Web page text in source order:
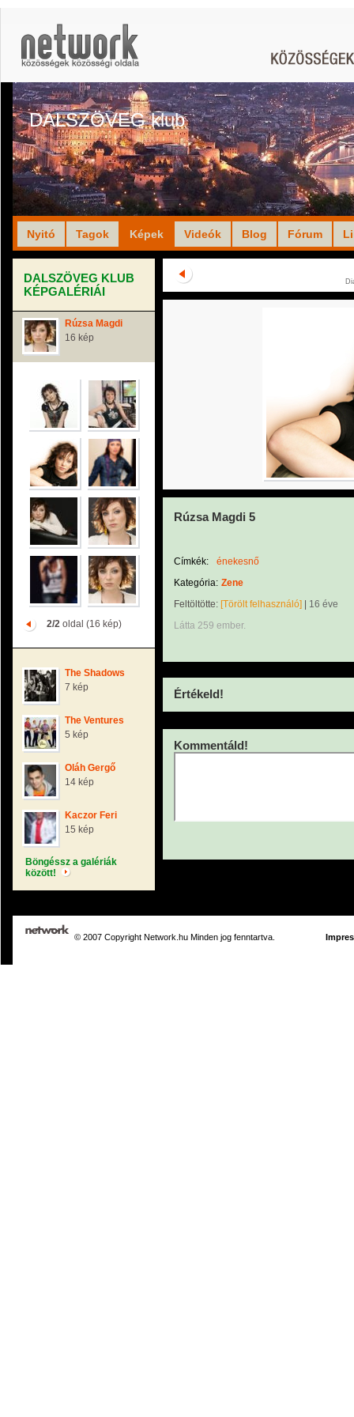
DALSZÖVEG klub
Nyitó Tagok Képek Videók Blog Fórum
DALSZÖVEG KLUB
KÉPGALÉRIÁI
Rúzsa Magdi
16 kép
2/2oldal (16 kép)
The Shadows
7 kép
The Ventures
5 kép
Oláh Gergő
14 kép
Kaczor Feri
15 kép
Böngéssz a galériák
között!
Rúzsa Magdi 5
Címkék:
énekesnő
Kategória: Zene
Feltöltötte: [Törölt felhasználó]
16 éve
Látta 259 ember.
Értékeld!
Kommentáld!
© 2007 Copyright Network.hu Minden jog fenntartva.